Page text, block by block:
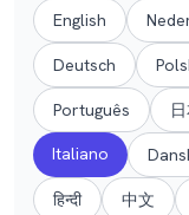
English
Deutsch
Português
Italiano
हिन्दी 中文